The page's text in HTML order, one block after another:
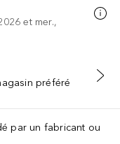
et mer.,
préféré
par un fabricant ou